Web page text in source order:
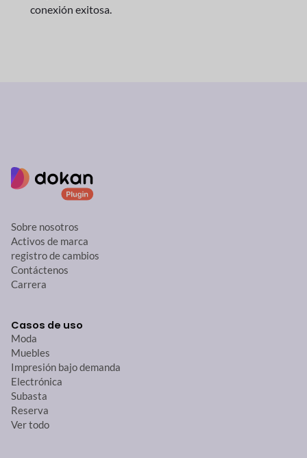
conexión exitosa.
Sobre nosotros
Activos de marca
registro de cambios
Contáctenos
Carrera
Casos de uso
Moda
Muebles
Impresión bajo demanda
Electrónica
Subasta
Reserva
Ver todo